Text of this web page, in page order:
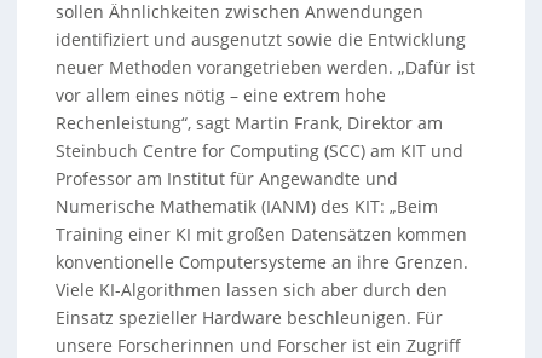
sollen Ähnlichkeiten zwischen Anwendungen
identifiziert und ausgenutzt sowie die Entwicklung
neuer Methoden vorangetrieben werden. „Dafür ist
vor allem eines nötig – eine extrem hohe
Rechenleistung“, sagt Martin Frank, Direktor am
Steinbuch Centre for Computing (SCC) am KIT und
Professor am Institut für Angewandte und
Numerische Mathematik (IANM) des KIT: „Beim
Training einer KI mit großen Datensätzen kommen
konventionelle Computersysteme an ihre Grenzen.
Viele KI-Algorithmen lassen sich aber durch den
Einsatz spezieller Hardware beschleunigen. Für
unsere Forscherinnen und Forscher ist ein Zugriff